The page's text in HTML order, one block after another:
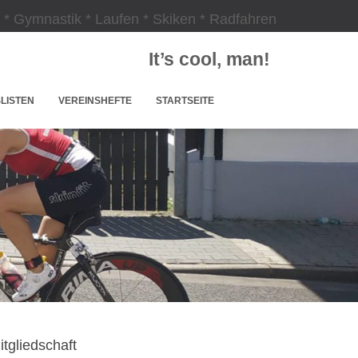
Gymnastik * Laufen * Skiken * Radfahren
It’s cool, man!
VEREINSHEFTE STARTSEITE